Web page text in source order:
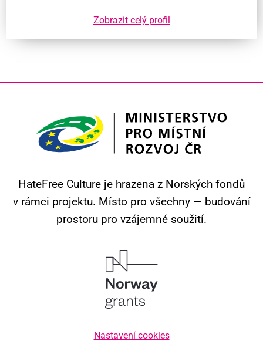
Zobrazit celý profil
HateFree Culture je hrazena z Norských fondů
v rámci projektu. Místo pro všechny — budování
prostoru pro vzájemné soužití.
Nastavení cookies